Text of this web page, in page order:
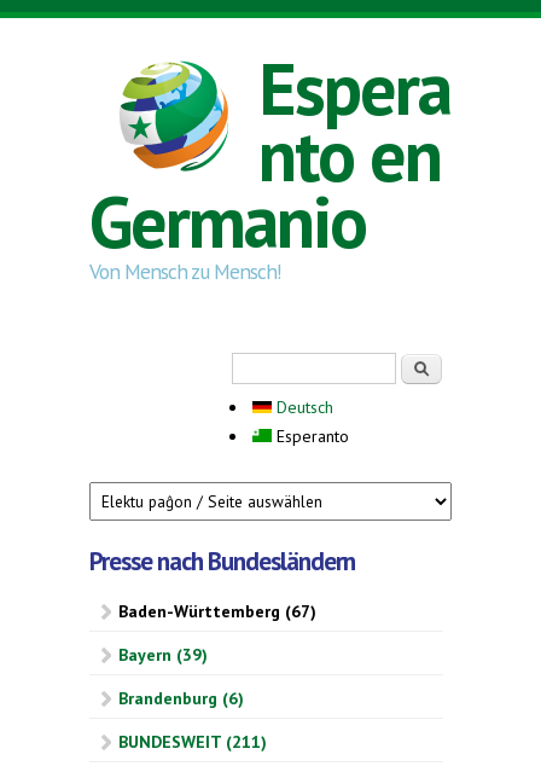
Skip to main content
Espera
nto en
Germanio
Von Mensch zu Mensch!
Deutsch
Esperanto
Presse nach Bundesländern
Baden-Württemberg (67)
Bayern (39)
Brandenburg (6)
BUNDESWEIT (211)